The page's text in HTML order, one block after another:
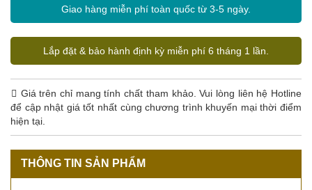
Giao hàng miễn phí toàn quốc từ 3-5 ngày.
Lắp đặt & bảo hành định kỳ miễn phí 6 tháng 1 lần.
Giá trên chỉ mang tính chất tham khảo. Vui lòng liên hệ Hotline
để cập nhật giá tốt nhất cùng chương trình khuyến mại thời điểm
hiện tại.
THÔNG TIN SẢN PHẨM